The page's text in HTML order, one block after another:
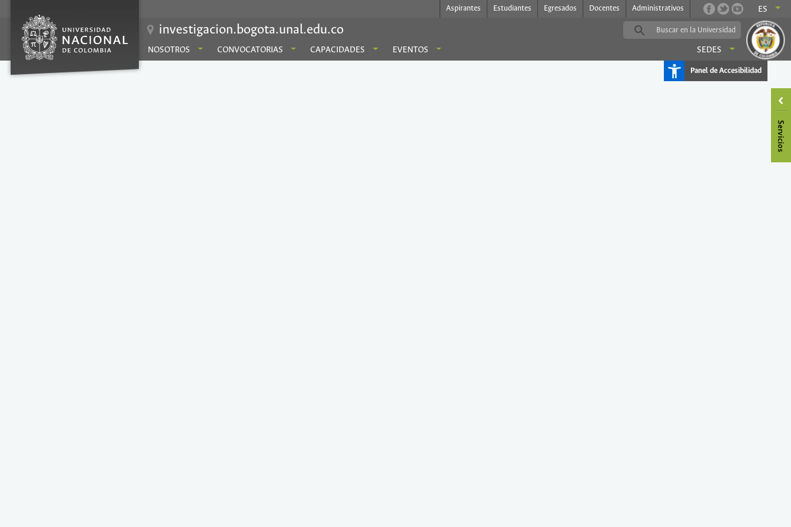
Aspirantes Estudiantes Egresados Docentes Administrativos ES
investigacion.bogota.unal.edu.co
NOSOTROS CONVOCATORIAS CAPACIDADES EVENTOS SEDES
Panel de Accesibilidad